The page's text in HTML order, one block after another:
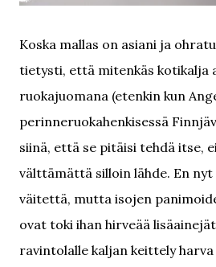
Koska mallas on asiani ja
tietysti, että mitenkäs kotikalja
ruokajuomana (etenkin kun
perinneruokahenkisessä
siinä, että se pitäisi tehdä itse,
välttämättä silloin lähde. En
väitettä, mutta isojen
ovat toki ihan hirveää
ravintolalle kaljan keittely